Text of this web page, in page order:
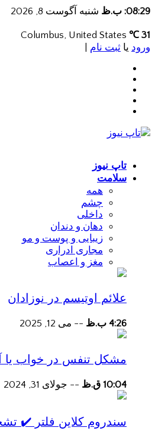
08:29: ب.ظ شنبه آگوست 8, 2026
31 ℃
ورود یا ثبت نام
تاپ نیوز
سلامت
همه
چشم
داخلی
دهان و دندان
زیبایی و پوست و مو
مجاری ادراری
مغز و اعصاب
علائم اوتیسم در نوزادان
4:26 ب.ظ -- می 12, 2025
مشکل تنفس در خواب یا
10:04 ق.ظ -- جولای 31, 2024
سندروم کلاین فلتر ✔️